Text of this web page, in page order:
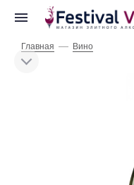
Главная — Вино